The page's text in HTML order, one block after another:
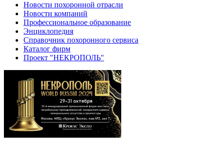
Новости похоронной отрасли
Новости компаний
Профессиональное образование
Энциклопедия
Справочник похоронного сервиса
Каталог фирм
Проект "НЕКРОПОЛЬ"